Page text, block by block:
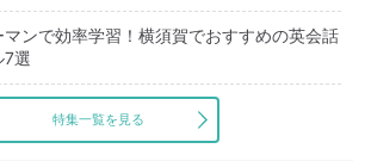
マンで効率学習！横須賀でおすすめの英会話
7選
特集一覧を見る